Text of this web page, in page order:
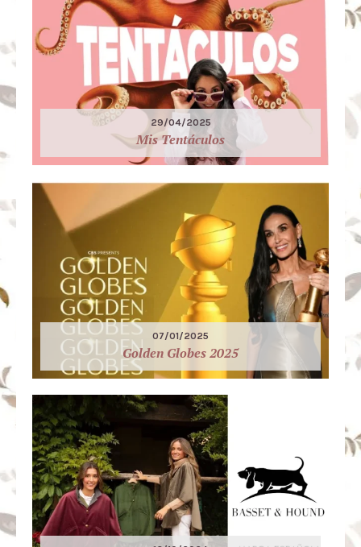
29/04/2025
Mis Tentáculos
07/01/2025
Golden Globes 2025